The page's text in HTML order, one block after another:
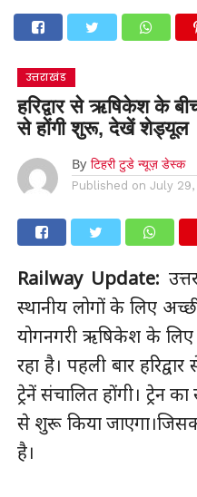
उत्तराखंड
हरिद्वार से ऋषिकेश के
से होंगी शुरू, देखें शेड्यूल
By टिहरी टुडे न्यूज़ डेस्क
Published on July 29,
Railway Update:
स्थानीय लोगों के लिए
योगनगरी ऋषिकेश के लिए
रहा है। पहली बार
ट्रेनें संचालित होंगी। ट्रेन
से शुरू किया
है।